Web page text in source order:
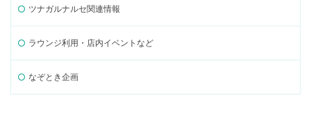
ツナガルナルセ関連情報
ラウンジ利用・店内イベントなど
なぞとき企画